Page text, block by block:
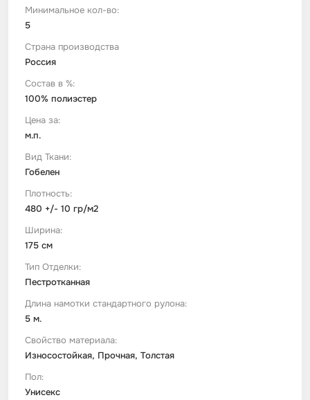
Минимальное кол-во:
5
Страна производства
Россия
Состав в %:
100% полиэстер
Цена за:
м.п.
Вид Ткани:
Гобелен
Плотность:
480 +/- 10 гр/м2
Ширина:
175 см
Тип Отделки:
Пестротканная
Длина намотки стандартного рулона:
5 м.
Свойство материала:
Износостойкая, Прочная, Толстая
Пол:
Унисекс
Штапель